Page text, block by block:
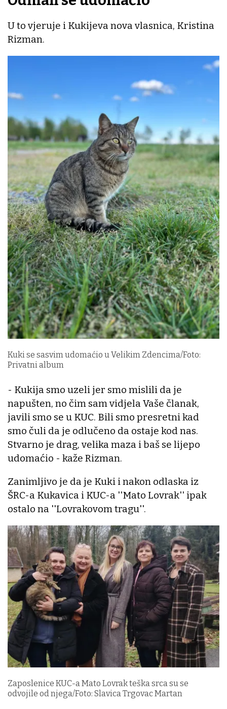
U to vjeruje i Kukijeva nova vlasnica, Kristina
Rizman.
Kuki se sasvim udomaćio u Velikim Zdencima/Foto:
Privatni album
- Kukija smo uzeli jer smo mislili da je
napušten, no čim sam vidjela Vaše članak,
javili smo se u KUC. Bili smo presretni kad
smo čuli da je odlučeno da ostaje kod nas.
Stvarno je drag, velika maza i baš se lijepo
udomaćio - kaže Rizman.
Zanimljivo je da je Kuki i nakon odlaska iz
ŠRC-a Kukavica i KUC-a ''Mato Lovrak'' ipak
ostalo na ''Lovrakovom tragu''.
Zaposlenice KUC-a Mato Lovrak teška srca su se
odvojile od njega/Foto: Slavica Trgovac Martan